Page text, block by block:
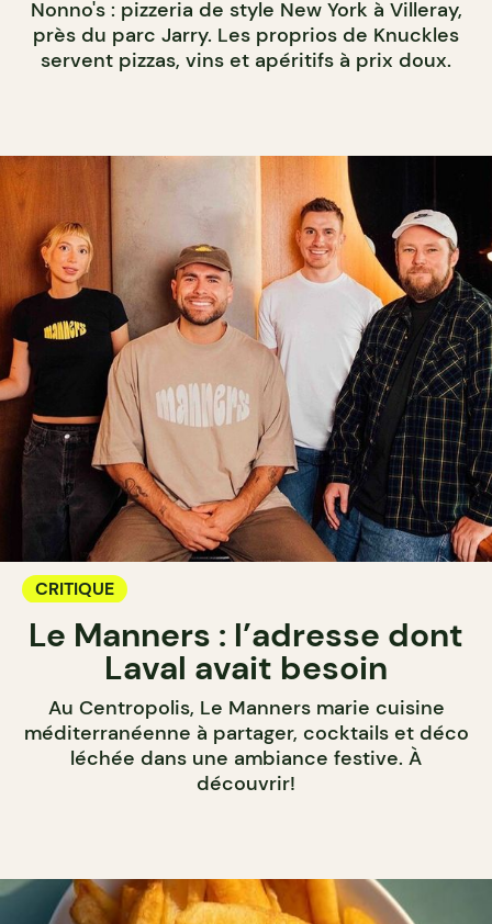
Nonno's : pizzeria de style New York à Villeray,
près du parc Jarry. Les proprios de Knuckles
servent pizzas, vins et apéritifs à prix doux.
CRITIQUE
Le Manners : l’adresse dont
Laval avait besoin
Au Centropolis, Le Manners marie cuisine
méditerranéenne à partager, cocktails et déco
léchée dans une ambiance festive. À
découvrir!